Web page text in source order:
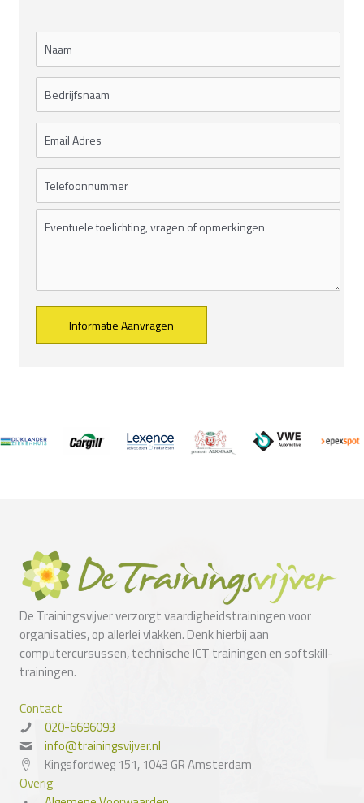
De Trainingsvijver verzorgt vaardigheidstrainingen voor
organisaties, op allerlei vlakken. Denk hierbij aan
computercursussen, technische ICT trainingen en softskill-
trainingen.
Contact
020-6696093
info@trainingsvijver.nl
Kingsfordweg 151, 1043 GR Amsterdam
Overig